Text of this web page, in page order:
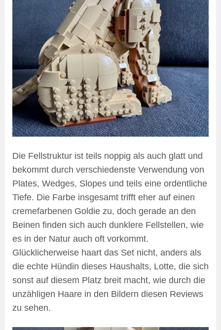
Die Fellstruktur ist teils noppig als auch glatt und
bekommt durch verschiedenste Verwendung von
Plates, Wedges, Slopes und teils eine ordentliche
Tiefe. Die Farbe insgesamt trifft eher auf einen
cremefarbenen Goldie zu, doch gerade an den
Beinen finden sich auch dunklere Fellstellen, wie
es in der Natur auch oft vorkommt.
Glücklicherweise haart das Set nicht, anders als
die echte Hündin dieses Haushalts, Lotte, die sich
sonst auf diesem Platz breit macht, wie durch die
unzähligen Haare in den Bildern diesen Reviews
zu sehen.